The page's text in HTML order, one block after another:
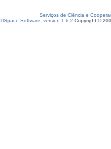
Serviços de Ciência e
DSpace Software, version 1.6.2 Copyright ©